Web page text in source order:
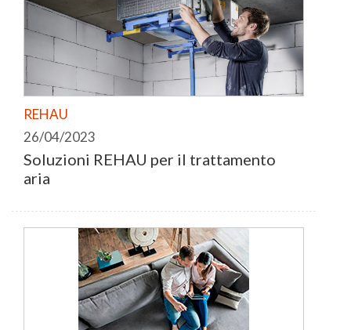
REHAU
26/04/2023
Soluzioni REHAU per il trattamento
aria